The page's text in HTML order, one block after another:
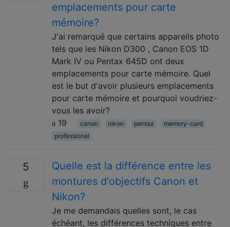
emplacements pour carte
mémoire?
J'ai remarqué que certains appareils photo
tels que les Nikon D300 , Canon EOS 1D
Mark IV ou Pentax 645D ont deux
emplacements pour carte mémoire. Quel
est le but d'avoir plusieurs emplacements
pour carte mémoire et pourquoi voudriez-
vous les avoir?
19
canon nikon pentax
memory-card
professional
5
Quelle est la différence entre les
montures d'objectifs Canon et
Nikon?
Je me demandais quelles sont, le cas
échéant, les différences techniques entre